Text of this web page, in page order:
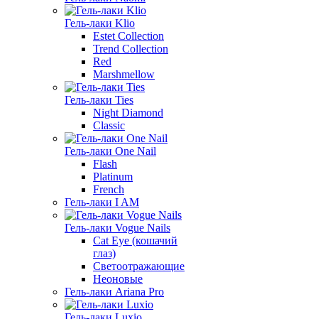
Гель-лаки Klio
Estet Collection
Trend Collection
Red
Marshmellow
Гель-лаки Ties
Night Diamond
Classic
Гель-лаки One Nail
Flash
Platinum
French
Гель-лаки I AM
Гель-лаки Vogue Nails
Cat Eye (кошачий
глаз)
Светоотражающие
Неоновые
Гель-лаки Ariana Pro